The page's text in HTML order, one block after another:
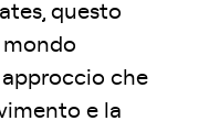
questo
che
e la